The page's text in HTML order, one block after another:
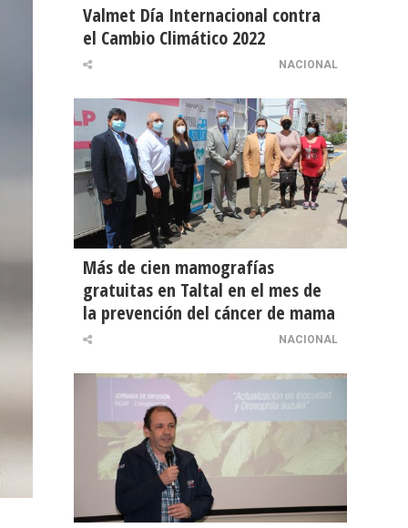
Valmet Día Internacional contra
el Cambio Climático 2022
NACIONAL
Más de cien mamografías
gratuitas en Taltal en el mes de
la prevención del cáncer de mama
NACIONAL